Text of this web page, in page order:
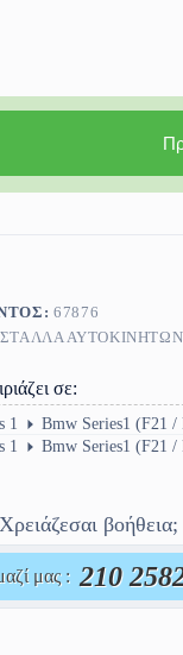
67876
ΑΥΤΟΚΙΝΉΤΩΝ
σε:
1
Bmw Series1 (F21
1 Bmw Series1 (F21
Χρειάζεσαι βοήθεια;
μας : 210